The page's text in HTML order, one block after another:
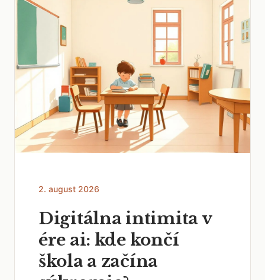
2. august 2026
Digitálna intimita v
ére ai: kde končí
škola a začína